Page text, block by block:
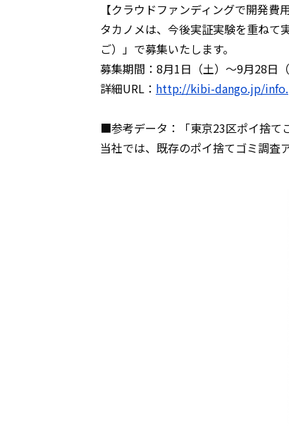
【クラウドファンディングで開発費
タカノメは、今後実証実験を重ね
ご）」で募集いたします。
募集期間：8月1日（土）〜9月28日
詳細URL： http://kibi-dango.jp/
■参考データ：「東京23区ポイ捨て
当社では、既存のポイ捨てゴミ調査